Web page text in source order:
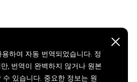
하여 자동 번역되었습니다. 정
, 번역이 완벽하지 않거나 원본
있습니다. 중요한 정보는 원